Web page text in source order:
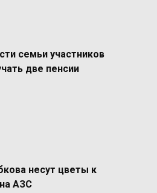
семьи участников
две пенсии
несут цветы к
АЗС